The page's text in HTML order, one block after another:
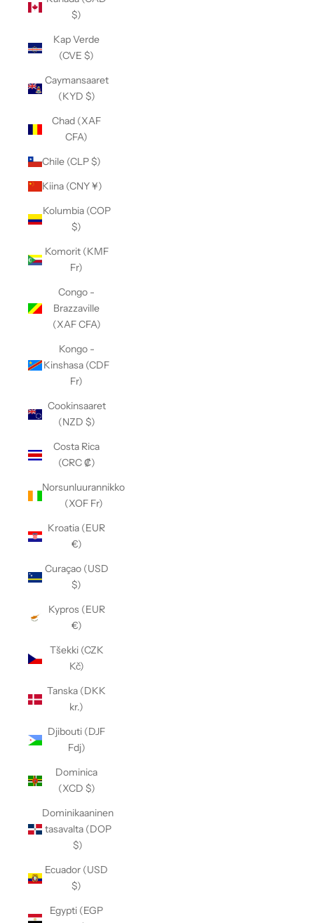
$)
Kap Verde
(CVE $)
Caymansaaret
(KYD $)
Chad (XAF
CFA)
Chile (CLP $)
Kiina (CNY ¥)
Kolumbia (COP
$)
Komorit (KMF
Fr)
Congo -
Brazzaville
(XAF CFA)
Kongo -
Kinshasa (CDF
Fr)
Cookinsaaret
(NZD $)
Costa Rica
(CRC ₡)
Norsunluurannikko
(XOF Fr)
Kroatia (EUR
€)
Curaçao (USD
$)
Kypros (EUR
€)
Tšekki (CZK
Kč)
Tanska (DKK
kr.)
Djibouti (DJF
Fdj)
Dominica
(XCD $)
Dominikaaninen
tasavalta (DOP
$)
Ecuador (USD
$)
Egypti (EGP